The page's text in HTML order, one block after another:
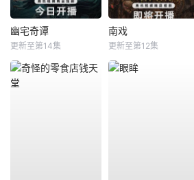
幽宅奇谭
更新至第14集
南戏
更新至第12集